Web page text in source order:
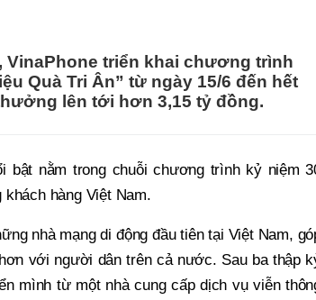
VinaPhone triển khai chương trình
Quà Tri Ân” từ ngày 15/6 đến hết
lên tới hơn 3,15 tỷ đồng.
bật nằm trong chuỗi chương trình kỷ niệm
khách hàng Việt Nam.
nhà mạng di động đầu tiên tại Việt Nam,
với người dân trên cả nước. Sau ba thập
mình từ một nhà cung cấp dịch vụ viễn